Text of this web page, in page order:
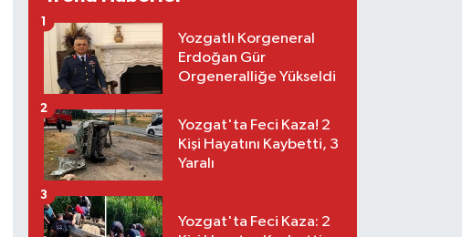
Yozgatlı Korgeneral
Erdoğan Gür
Orgeneralliğe Yükseldi
1
Yozgat'ta Feci Kaza! 2
Kişi Hayatını Kaybetti, 3
Yaralı
2
Yozgat'ta Feci Kaza: 2
3